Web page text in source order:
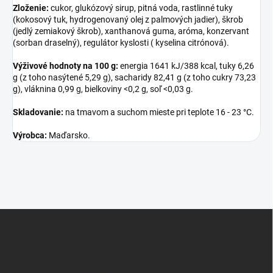
Zloženie: cukor, glukózový sirup, pitná voda, rastlinné tuky
(kokosový tuk, hydrogenovaný olej z palmových jadier), škrob
(jedlý zemiakový škrob), xanthanová guma, aróma, konzervant
(sorban draselný), regulátor kyslosti ( kyselina citrónová).
Výživové hodnoty na 100 g: energia 1641 kJ/388 kcal, tuky 6,26
g (z toho nasýtené 5,29 g), sacharidy 82,41 g (z toho cukry 73,23
g), vláknina 0,99 g, bielkoviny <0,2 g, soľ <0,03 g.
Skladovanie: na tmavom a suchom mieste pri teplote 16 - 23 °C.
Výrobca: Maďarsko.